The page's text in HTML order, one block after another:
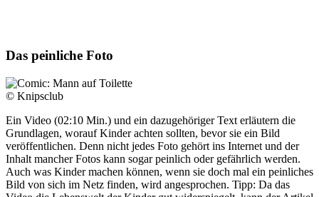
Das peinliche Foto
© Knipsclub
Ein Video (02:10 Min.) und ein dazugehöriger Text erläutern die
Grundlagen, worauf Kinder achten sollten, bevor sie ein Bild
veröffentlichen. Denn nicht jedes Foto gehört ins Internet und der
Inhalt mancher Fotos kann sogar peinlich oder gefährlich werden.
Auch was Kinder machen können, wenn sie doch mal ein peinliches
Bild von sich im Netz finden, wird angesprochen. Tipp: Da das